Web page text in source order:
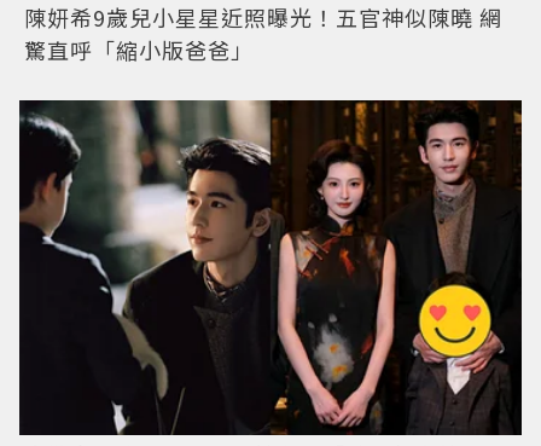
陳妍希9歲兒小星星近照曝光！五官神似陳曉 網
驚直呼「縮小版爸爸」